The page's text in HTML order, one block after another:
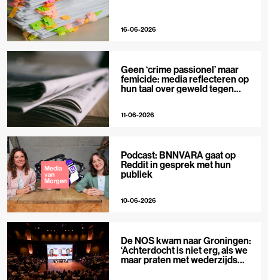
16-06-2026
Geen ‘crime passionel’ maar
femicide: media reflecteren op
hun taal over geweld tegen
11-06-2026
Podcast: BNNVARA gaat op
Reddit in gesprek met hun
publiek
10-06-2026
De NOS kwam naar Groningen:
‘Achterdocht is niet erg, als we
maar praten met wederzijds